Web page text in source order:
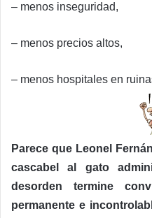
– menos inseguridad,
– menos precios altos,
– menos hospitales en
Parece que Leonel
cascabel al gato
desorden termine
permanente e